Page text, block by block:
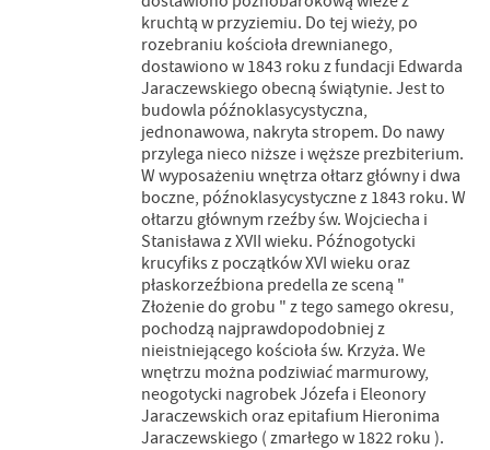
kruchtą w przyziemiu. Do tej wieży, po
rozebraniu kościoła drewnianego,
dostawiono w 1843 roku z fundacji Edwarda
Jaraczewskiego obecną świątynie. Jest to
budowla późnoklasycystyczna,
jednonawowa, nakryta stropem. Do nawy
przylega nieco niższe i węższe prezbiterium.
W wyposażeniu wnętrza ołtarz główny i dwa
boczne, późnoklasycystyczne z 1843 roku. W
ołtarzu głównym rzeźby św. Wojciecha i
Stanisława z XVII wieku. Późnogotycki
krucyfiks z początków XVI wieku oraz
płaskorzeźbiona predella ze sceną "
Złożenie do grobu " z tego samego okresu,
pochodzą najprawdopodobniej z
nieistniejącego kościoła św. Krzyża. We
wnętrzu można podziwiać marmurowy,
neogotycki nagrobek Józefa i Eleonory
Jaraczewskich oraz epitafium Hieronima
Jaraczewskiego ( zmarłego w 1822 roku ).